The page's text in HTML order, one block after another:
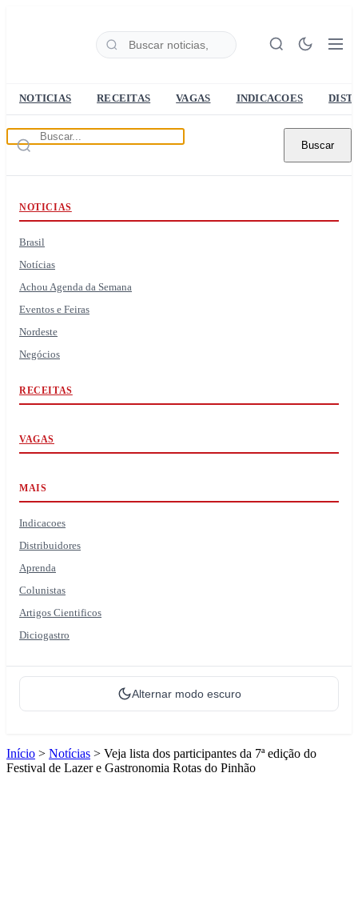
NOTICIAS RECEITAS VAGAS INDICACOES
Buscar
NOTICIAS
Brasil
Notícias
Achou Agenda da Semana
Eventos e Feiras
Nordeste
Negócios
RECEITAS
VAGAS
MAIS
Indicacoes
Distribuidores
Aprenda
Colunistas
Artigos Cientificos
Diciogastro
Alternar modo escuro
Início > Notícias > Veja lista dos participantes da 7ª edição do
Festival de Lazer e Gastronomia Rotas do Pinhão